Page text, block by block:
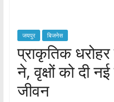
जयपुर बिजनेस
प्राकृतिक
ने, वृक्षों को दी
जीवन